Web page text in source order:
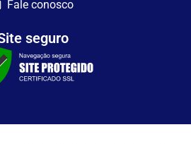
Fale conosco
seguro